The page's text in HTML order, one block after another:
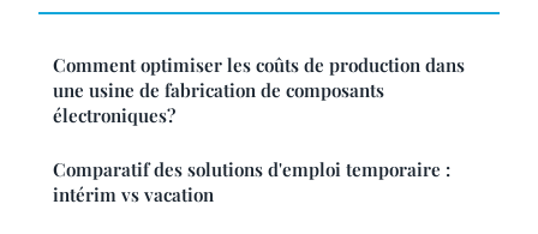
Comment optimiser les coûts de production dans
une usine de fabrication de composants
électroniques?
Comparatif des solutions d'emploi temporaire :
intérim vs vacation